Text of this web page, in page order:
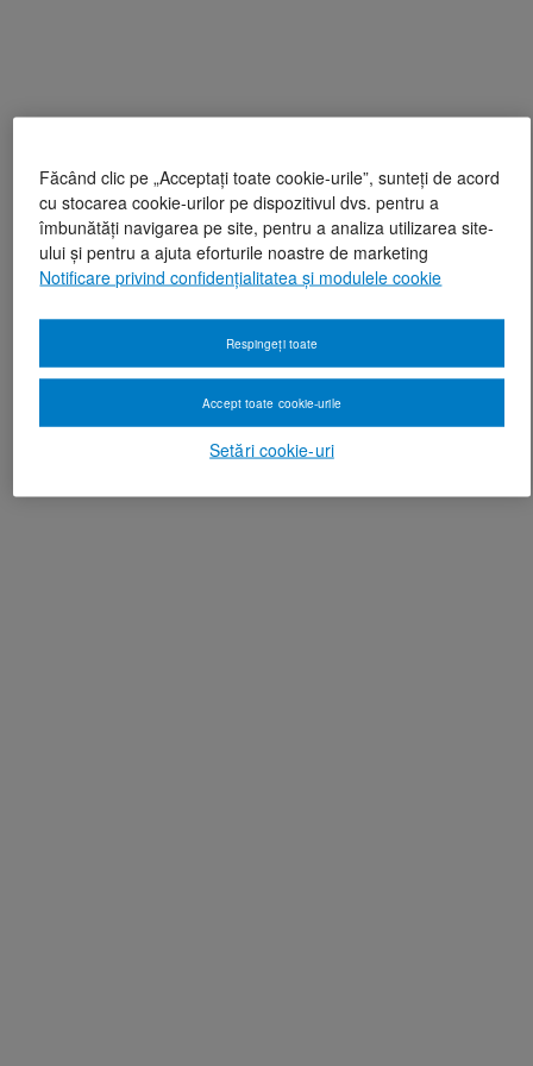
Făcând clic pe „Acceptați toate cookie-urile”, sunteți de acord
cu stocarea cookie-urilor pe dispozitivul dvs. pentru a
îmbunătăți navigarea pe site, pentru a analiza utilizarea site-
ului și pentru a ajuta eforturile noastre de marketing
Notificare privind confidențialitatea și modulele cookie
Setări cookie-uri
Respingeți toate
Accept toate cookie-urile